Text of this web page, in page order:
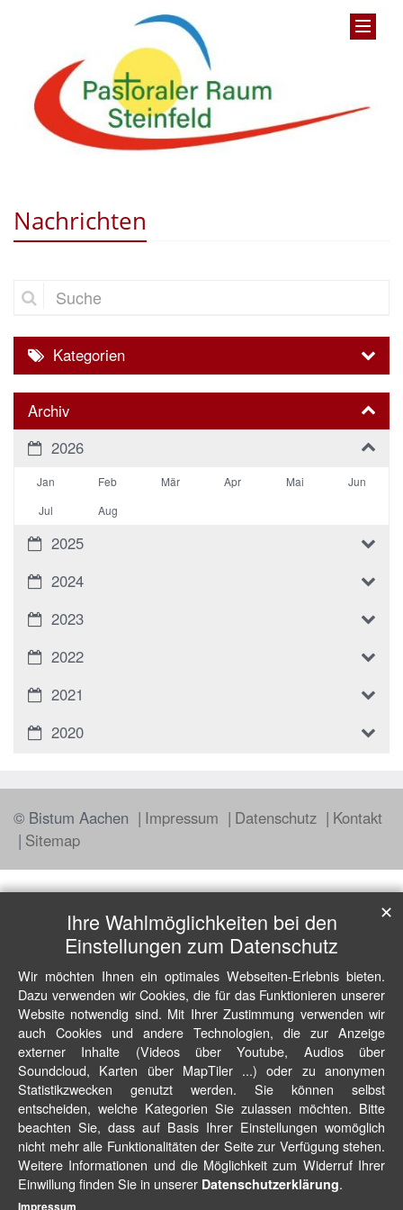
Nachrichten
Suche
Kategorien
Archiv
2026
Jan Feb Mär Apr Mai
Jun
Jul
Aug
2025
2024
2023
2022
2021
2020
© Bistum Aachen Impressum Datenschutz
Kontakt
Sitemap
Ihre Wahlmöglichkeiten bei den
Einstellungen zum Datenschutz
Wir möchten Ihnen ein optimales Webseiten-Erlebnis bieten.
Dazu verwenden wir Cookies, die für das Funktionieren unserer
Website notwendig sind. Mit Ihrer Zustimmung verwenden wir
auch Cookies und andere Technologien, die zur Anzeige
externer Inhalte (Videos über Youtube, Audios über
Soundcloud, Karten über MapTiler ...) oder zu anonymen
Statistikzwecken genutzt werden. Sie können selbst
entscheiden, welche Kategorien Sie zulassen möchten. Bitte
beachten Sie, dass auf Basis Ihrer Einstellungen womöglich
nicht mehr alle Funktionalitäten der Seite zur Verfügung stehen.
Weitere Informationen und die Möglichkeit zum Widerruf Ihrer
Einwillung finden Sie in unserer Datenschutzerklärung.
✕
Impressum